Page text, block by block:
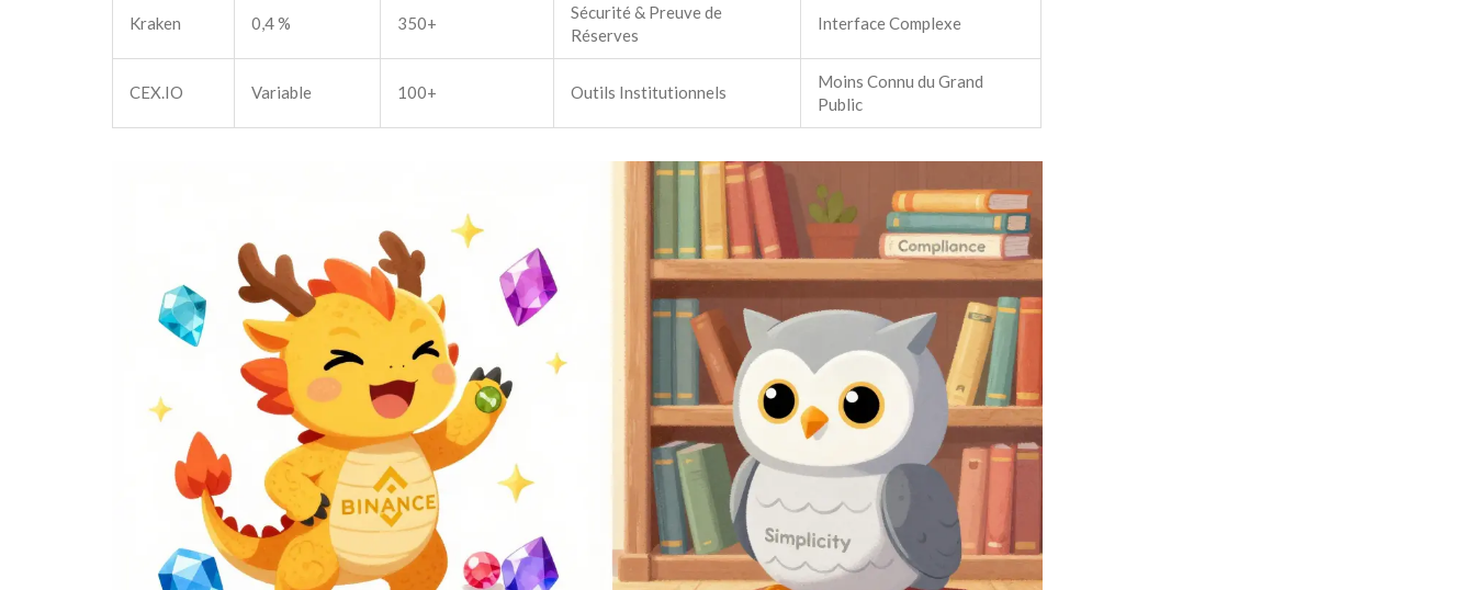
Kraken 0,4 % 350+
Sécurité & Preuve de
Réserves
Interface Complexe
CEX.IO Variable 100+ Outils Institutionnels
Moins Connu du Grand
Public